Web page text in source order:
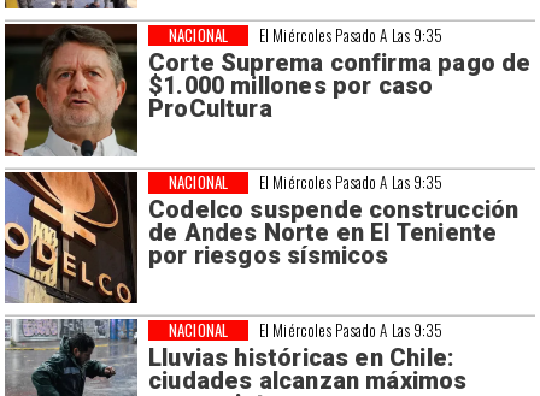
El Miércoles Pasado A Las 9:35
Corte Suprema confirma pago de
$1.000 millones por caso
ProCultura
NACIONAL
El Miércoles Pasado A Las 9:35
Codelco suspende construcción
de Andes Norte en El Teniente
por riesgos sísmicos
NACIONAL
El Miércoles Pasado A Las 9:35
Lluvias históricas en Chile:
ciudades alcanzan máximos
NACIONAL